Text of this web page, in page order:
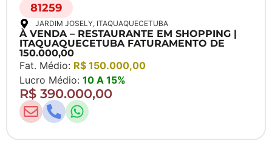
81259
JARDIM JOSELY, ITAQUAQUECETUBA
À VENDA – RESTAURANTE EM SHOPPING |
ITAQUAQUECETUBA FATURAMENTO DE
150.000,00
Fat. Médio: R$ 150.000,00
Lucro Médio: 10 A 15%
R$ 390.000,00